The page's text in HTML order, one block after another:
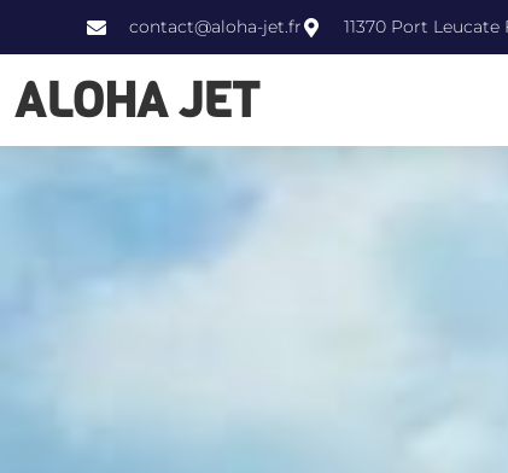
contact@aloha-jet.fr 11370 Port Leucate
ALOHA JET